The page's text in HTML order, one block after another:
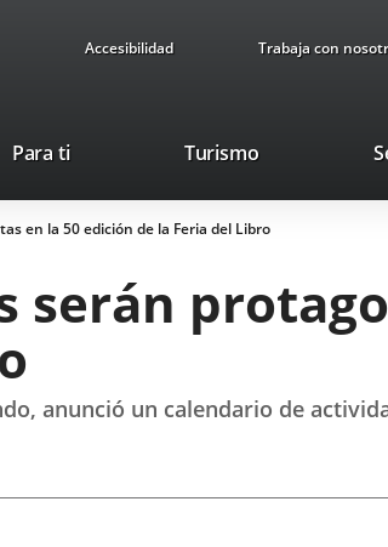
Accesibilidad Trabaja con
Para ti TurismoEste
se
abrirá
una
ventana
en la 50 edición de la Feria del Libro
serán
anunció un calendario de